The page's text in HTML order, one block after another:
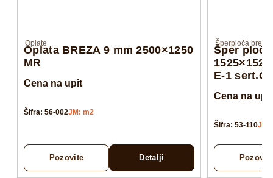
Oplate
Oplata BREZA 9 mm 2500×1250
MR
Cena na upit
Šifra: 56-002JM: m2
Pozovite Detalji
Šperploča breza
Šper ploča
E-1
Cena na upit
Šifra: 53-110JM: